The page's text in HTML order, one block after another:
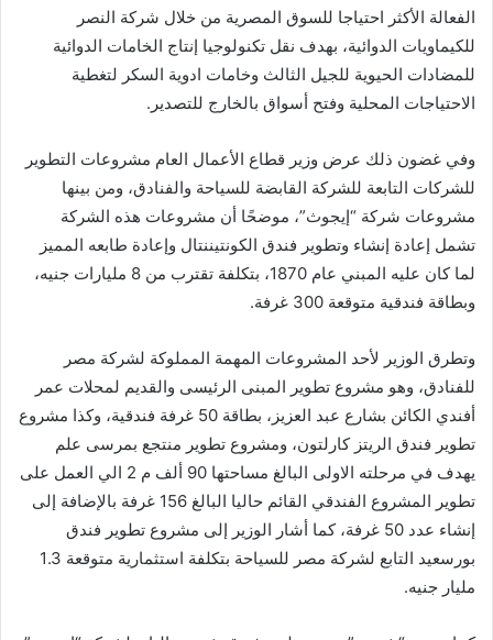
الفعالة الأكثر احتياجا للسوق المصرية من خلال شركة النصر
للكيماويات الدوائية، بهدف نقل تكنولوجيا إنتاج الخامات الدوائية
للمضادات الحيوية للجيل الثالث وخامات ادوية السكر لتغطية
الاحتياجات المحلية وفتح أسواق بالخارج للتصدير.
وفي غضون ذلك عرض وزير قطاع الأعمال العام مشروعات التطوير
للشركات التابعة للشركة القابضة للسياحة والفنادق، ومن بينها
مشروعات شركة “إيجوث”، موضحًا أن مشروعات هذه الشركة
تشمل إعادة إنشاء وتطوير فندق الكونتيننتال وإعادة طابعه المميز
لما كان عليه المبني عام 1870، بتكلفة تقترب من 8 مليارات جنيه،
وبطاقة فندقية متوقعة 300 غرفة.
وتطرق الوزير لأحد المشروعات المهمة المملوكة لشركة مصر
للفنادق، وهو مشروع تطوير المبنى الرئيسى والقديم لمحلات عمر
أفندي الكائن بشارع عبد العزيز، بطاقة 50 غرفة فندقية، وكذا مشروع
تطوير فندق الريتز كارلتون، ومشروع تطوير منتجع بمرسى علم
يهدف في مرحلته الاولى البالغ مساحتها 90 ألف م 2 الي العمل على
تطوير المشروع الفندقي القائم حاليا البالغ 156 غرفة بالإضافة إلى
إنشاء عدد 50 غرفة، كما أشار الوزير إلى مشروع تطوير فندق
بورسعيد التابع لشركة مصر للسياحة بتكلفة استثمارية متوقعة 1.3
مليار جنيه.